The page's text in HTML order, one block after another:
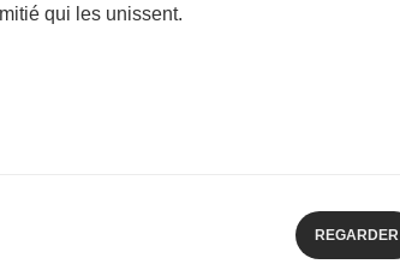
qui les unissent.
REGARDER